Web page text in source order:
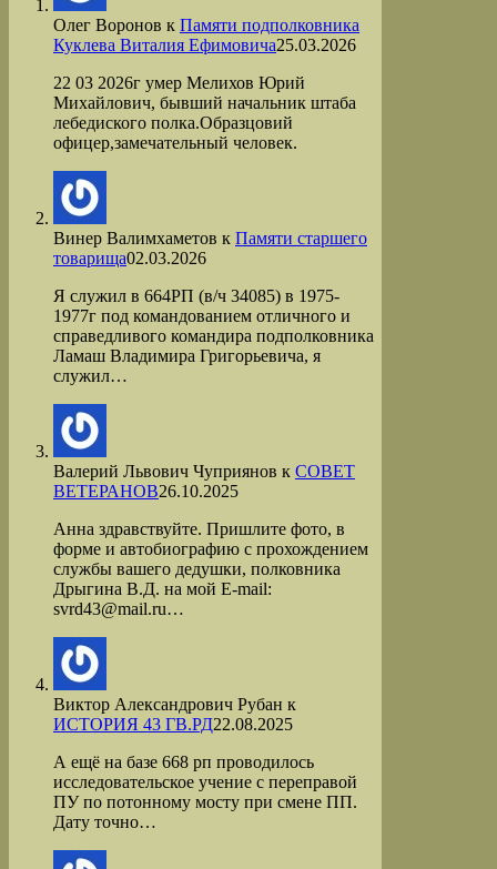
Олег Воронов к Памяти подполковника
Куклева Виталия Ефимовича25.03.2026
22 03 2026г умер Мелихов Юрий
Михайлович, бывший начальник штаба
лебедиского полка.Образцовий
офицер,замечательный человек.
Винер Валимхаметов к Памяти старшего
товарища02.03.2026
Я служил в 664РП (в/ч 34085) в 1975-
1977г под командованием отличного и
справедливого командира подполковника
Ламаш Владимира Григорьевича, я
служил…
Валерий Львович Чуприянов к СОВЕТ
ВЕТЕРАНОВ26.10.2025
Анна здравствуйте. Пришлите фото, в
форме и автобиографию с прохождением
службы вашего дедушки, полковника
Дрыгина В.Д. на мой Е-mail:
svrd43@mail.ru…
Виктор Александрович Рубан к
ИСТОРИЯ 43 ГВ.РД22.08.2025
А ещё на базе 668 рп проводилось
исследовательское учение с переправой
ПУ по потонному мосту при смене ПП.
Дату точно…